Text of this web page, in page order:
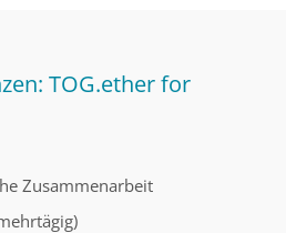
TOG.ether for
Zusammenarbeit